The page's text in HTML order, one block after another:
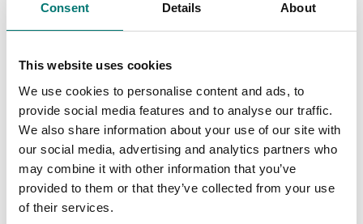
Consent Details About
This website uses cookies
We use cookies to personalise content and ads, to
provide social media features and to analyse our traffic.
We also share information about your use of our site with
our social media, advertising and analytics partners who
may combine it with other information that you’ve
provided to them or that they’ve collected from your use
of their services.
Krokvåg OCS-SP med
bluetooth för Android
Finns i flera varianter
Related pages